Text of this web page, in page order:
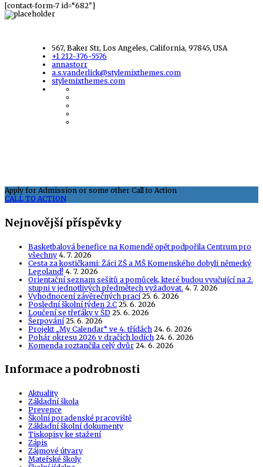
[contact-form-7 id=“682″]
567, Baker Str, Los Angeles, California, 97845, USA
+1 212-376-5576
annastorr
a.s.vanderlick@stylemixthemes.com
stylemixthemes.com
Apply for Admission or some other Call to Action
CALL TO ACTION
Nejnovější příspěvky
Basketbalová benefice na Komendě opět podpořila Centrum pro
všechny 4. 7. 2026
Cesta za kostičkami: Žáci ZŠ a MŠ Komenského dobyli německý
Legoland! 4. 7. 2026
Orientační seznam sešitů a pomůcek, které budou vyučující na 2.
stupni v jednotlivých předmětech vyžadovat. 4. 7. 2026
Vyhodnocení závěrečných prací 25. 6. 2026
Poslední školní týden 2.C 25. 6. 2026
Loučení se třeťáky v ŠD 25. 6. 2026
Šerpování 25. 6. 2026
Projekt „My Calendar“ ve 4. třídách 24. 6. 2026
Pohár okresu 2026 v dračích lodích 24. 6. 2026
Komenda roztančila celý dvůr 24. 6. 2026
Informace a podrobnosti
Aktuality
Základní škola
Prevence
Školní poradenské pracoviště
Základní školní dokumenty
Tiskopisy ke stažení
Zápis
Zájmové útvary
Mateřské školy